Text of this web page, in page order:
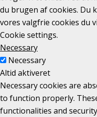
du brugen af cookies. Du
vores valgfrie cookies du
Cookie settings.
Necessary
Necessary
Altid aktiveret
Necessary cookies are
to function properly.
functionalities and